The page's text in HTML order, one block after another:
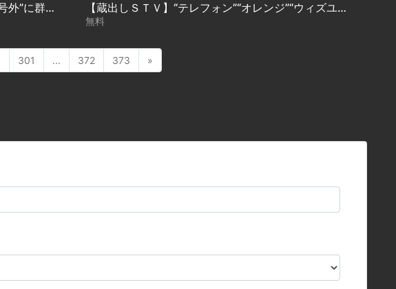
【蔵出しＳＴＶ】昭和も平成も令和も…“号外”に群がる人の姿に変わりなし そのとき、何を伝えたか－ 【蔵出しＳＴＶ】“テレフォン”“オレンジ”“ウィズユー”磁気からＩＣまで…北海道カードの歴史 １９８３年～
無料
301 ... 372 373 »